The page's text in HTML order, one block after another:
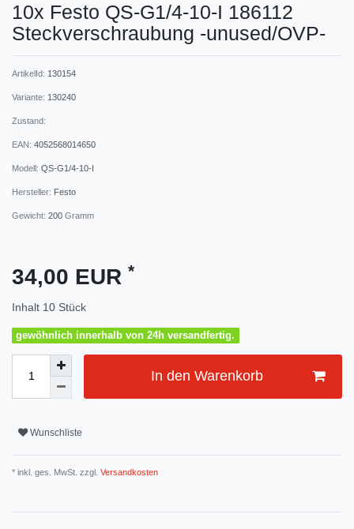
10x Festo QS-G1/4-10-I 186112
Steckverschraubung -unused/OVP-
ArtikelId: 130154
Variante: 130240
Zustand:
EAN: 4052568014650
Modell: QS-G1/4-10-I
Hersteller: Festo
Gewicht: 200 Gramm
34,00 EUR *
Inhalt 10 Stück
gewöhnlich innerhalb von 24h versandfertig.
In den Warenkorb
Wunschliste
* inkl. ges. MwSt. zzgl. Versandkosten